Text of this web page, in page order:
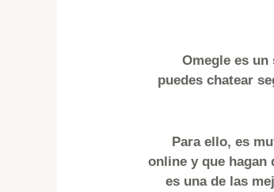
Omegle es
puedes chatear
Para ello, es
online y que hagan
es una de las